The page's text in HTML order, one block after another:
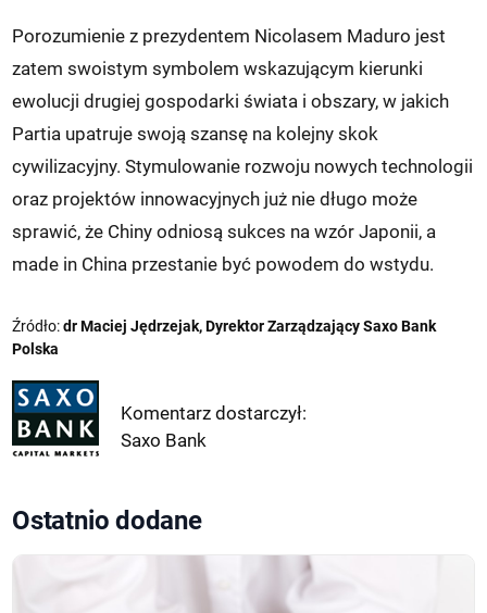
Porozumienie z prezydentem Nicolasem Maduro jest
zatem swoistym symbolem wskazującym kierunki
ewolucji drugiej gospodarki świata i obszary, w jakich
Partia upatruje swoją szansę na kolejny skok
cywilizacyjny. Stymulowanie rozwoju nowych technologii
oraz projektów innowacyjnych już nie długo może
sprawić, że Chiny odniosą sukces na wzór Japonii, a
made in China przestanie być powodem do wstydu.
Źródło:dr Maciej Jędrzejak, Dyrektor Zarządzający Saxo Bank
Polska
Komentarz dostarczył:
Saxo Bank
Ostatnio dodane